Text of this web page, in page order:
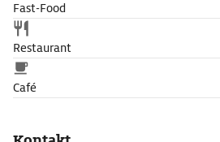
Fast-Food
Restaurant
Café